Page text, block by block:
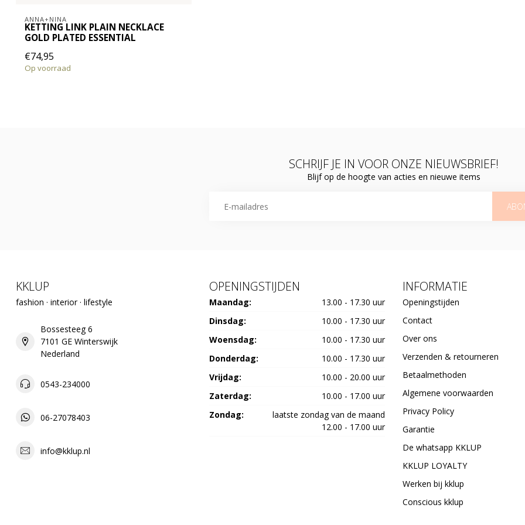
ANNA+NINA
KETTING LINK PLAIN NECKLACE
GOLD PLATED ESSENTIAL
€74,95
Op voorraad
SCHRIJF JE IN VOOR ONZE NIEUWSBRIEF!
Blijf op de hoogte van acties en nieuwe items
KKLUP
fashion · interior · lifestyle
Bossesteeg 6
7101 GE Winterswijk
Nederland
0543-234000
06-27078403
info@kklup.nl
OPENINGSTIJDEN
Maandag:
13.00 - 17.30 uur
Dinsdag:
10.00 - 17.30 uur
Woensdag:
10.00 - 17.30 uur
Donderdag:
10.00 - 17.30 uur
Vrijdag:
10.00 - 20.00 uur
Zaterdag:
10.00 - 17.00 uur
Zondag:
laatste zondag van de maand
12.00 - 17.00 uur
INFORMATIE
Openingstijden
Contact
Over ons
Verzenden & retourneren
Betaalmethoden
Algemene voorwaarden
Privacy Policy
Garantie
De whatsapp KKLUP
KKLUP LOYALTY
Werken bij kklup
Conscious kklup